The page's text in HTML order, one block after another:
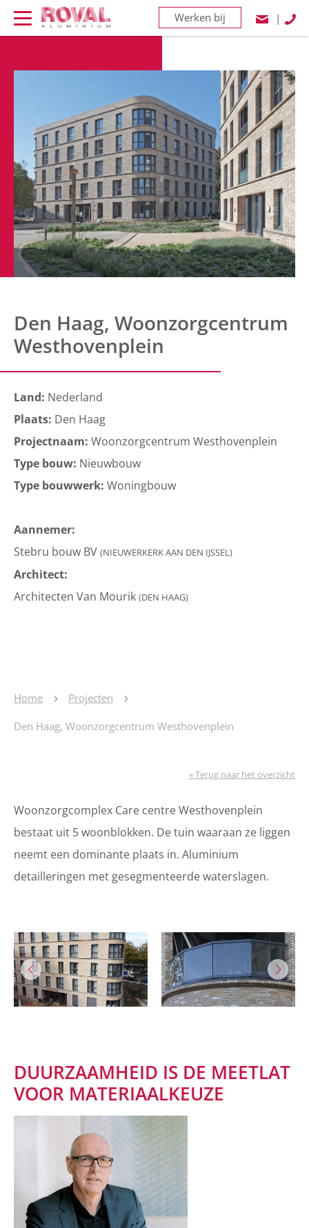
Werken bij |
Den Haag, Woonzorgcentrum
Westhovenplein
Land: Nederland
Plaats: Den Haag
Projectnaam: Woonzorgcentrum Westhovenplein
Type bouw: Nieuwbouw
Type bouwwerk: Woningbouw
Aannemer:
Stebru bouw BV (NIEUWERKERK AAN DEN IJSSEL)
Architect:
Architecten Van Mourik (DEN HAAG)
Home Projecten
Den Haag, Woonzorgcentrum Westhovenplein
« Terug naar het overzicht
Woonzorgcomplex Care centre Westhovenplein
bestaat uit 5 woonblokken. De tuin waaraan ze liggen
neemt een dominante plaats in. Aluminium
detailleringen met gesegmenteerde waterslagen.
DUURZAAMHEID IS DE MEETLAT
VOOR MATERIAALKEUZE